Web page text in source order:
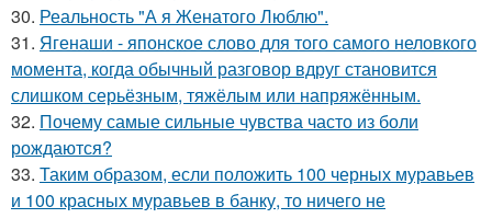
30. Реальность "А я Женатого Люблю".
31. Ягенаши - японское слово для того самого неловкого
момента, когда обычный разговор вдруг становится
слишком серьёзным, тяжёлым или напряжённым.
32. Почему самые сильные чувства часто из боли
рождаются?
33. Таким образом, если положить 100 черных муравьев
и 100 красных муравьев в банку, то ничего не